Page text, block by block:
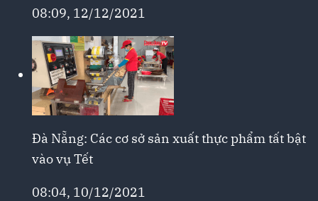
08:09, 12/12/2021
Đà Nẵng: Các cơ sở sản xuất thực phẩm tất bật
vào vụ Tết
08:04, 10/12/2021